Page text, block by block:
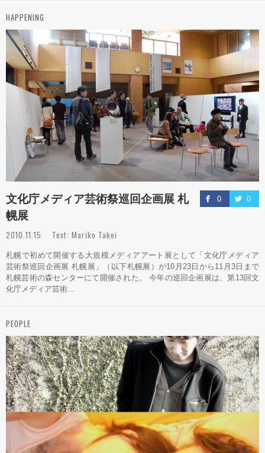
HAPPENING
0 0
文化庁メディア芸術祭巡回企画展 札
幌展
2010.11.15 Text: Mariko Takei
札幌で初めて開催する大規模メディアアート展として「文化庁メディア
芸術祭巡回企画展 札幌展」（以下札幌展）が10月23日から11月3日まで
札幌芸術の森センターにて開催された。 今年の巡回企画展は、第13回文
化庁メディア芸術...
PEOPLE